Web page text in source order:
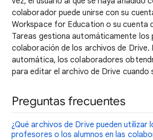
colaborador puede unirse con su
Workspace for Education o su cuenta
Tareas gestiona automáticamente los
colaboración de los archivos de Drive.
automática, los colaboradores
para editar el archivo de Drive cuando
Preguntas frecuentes
¿Qué archivos de Drive pueden utilizar
profesores o los alumnos en las